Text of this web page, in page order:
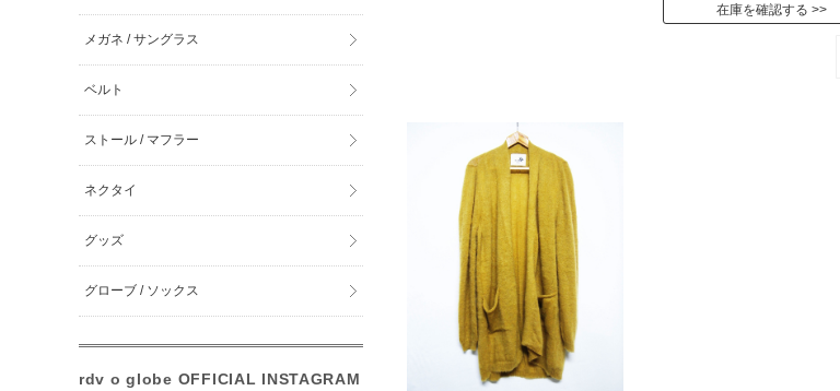
在庫を確認する
メガネ / サングラス
ベルト
ストール / マフラー
ネクタイ
グッズ
グローブ / ソックス
rdv o globe OFFICIAL INSTAGRAM